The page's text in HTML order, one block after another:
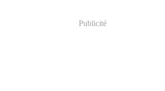
Publicité